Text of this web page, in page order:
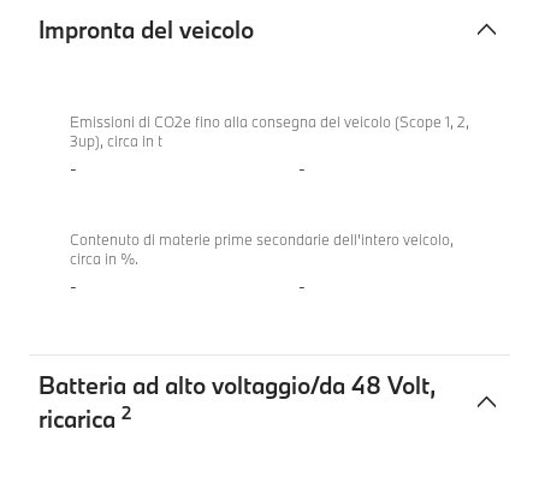
Impronta del veicolo
veicolo
eDrive40
Touring
Emissioni di CO2e fino alla consegna del veicolo (Scope 1, 2,
3up), circa in t
- -
Contenuto di materie prime secondarie dell'intero veicolo,
circa in %.
- -
Batteria ad alto voltaggio/da 48 Volt,
ricarica 2